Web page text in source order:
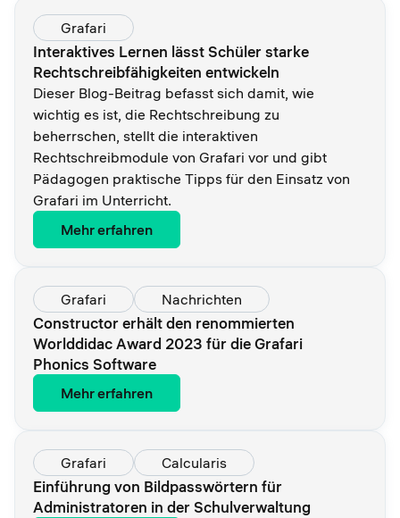
Grafari
Interaktives Lernen lässt Schüler starke
Rechtschreibfähigkeiten entwickeln
Dieser Blog-Beitrag befasst sich damit, wie
wichtig es ist, die Rechtschreibung zu
beherrschen, stellt die interaktiven
Rechtschreibmodule von Grafari vor und gibt
Pädagogen praktische Tipps für den Einsatz von
Grafari im Unterricht.
Mehr erfahren
Grafari Nachrichten
Constructor erhält den renommierten
Worlddidac Award 2023 für die Grafari
Phonics Software
Mehr erfahren
Grafari Calcularis
Einführung von Bildpasswörtern für
Administratoren in der Schulverwaltung